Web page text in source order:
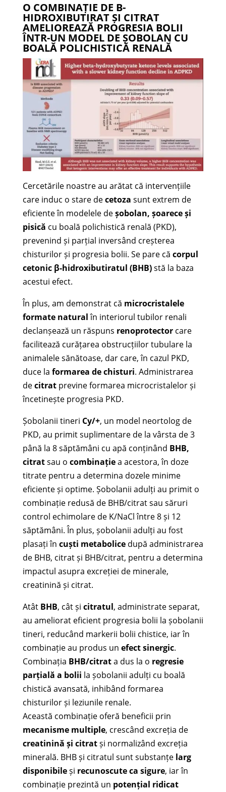
O COMBINAȚIE DE Β-
HIDROXIBUTIRAT ȘI CITRAT
AMELIOREAZĂ PROGRESIA BOLII
ÎNTR-UN MODEL DE ȘOBOLAN CU
BOALĂ POLICHISTICĂ RENALĂ
Cercetările noastre au arătat că intervențiile
care induc o stare decetoza sunt extrem de
eficiente în modelele deșobolan, șoarece și
pisică cu boală polichistică renală (PKD),
prevenind și parțial inversând creșterea
chisturilor și progresia bolii. Se pare că corpul
cetonic β-hidroxibutiratul (BHB)stă la baza
acestui efect.
În plus, am demonstrat că microcristalele
formate naturalîn interiorul tubilor renali
declanșează un răspuns renoprotectorcare
facilitează curățarea obstrucțiilor tubulare la
animalele sănătoase, dar care, în cazul PKD,
duce la formarea de chisturi. Administrarea
decitratprevine formarea microcristalelor și
încetinește progresia PKD.
Șobolanii tineri Cy/+, un model neortolog de
PKD, au primit suplimentare de la vârsta de 3
până la 8 săptămâni cu apă conținând BHB,
citratsau o combinațiea acestora, în doze
titrate pentru a determina dozele minime
eficiente și optime. Șobolanii adulți au primit o
combinație redusă de BHB/citrat sau săruri
control echimolare de K/NaCl între 8 și 12
săptămâni. În plus, șobolanii adulți au fost
plasați în cuști metabolicedupă administrarea
de BHB, citrat și BHB/citrat, pentru a determina
impactul asupra excreției de minerale,
creatinină și citrat.
Atât BHB, cât și citratul, administrate separat,
au ameliorat eficient progresia bolii la șobolanii
tineri, reducând markerii bolii chistice, iar în
combinație au produs un efect sinergic.
Combinația BHB/citrata dus la o regresie
parțială a bolii la șobolanii adulți cu boală
chistică avansată, inhibând formarea
chisturilor și leziunile renale.
Această combinație oferă beneficii prin
mecanisme multiple, crescând excreția de
creatinină și citratși normalizând excreția
minerală. BHB și citratul sunt substanțe larg
disponibileși recunoscute ca sigure, iar în
combinație prezintă un potențial ridicat